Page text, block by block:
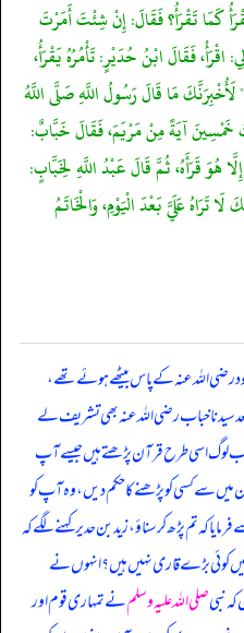
كَمَا تَقْرَأُ؟ فَقَالَ: إِنْ شِئْتَ أَمَرْتَ
فَقَالَ ابْنُ حُدَيْرٍ: تَأْمُرُهُ يَقْرَأُ،
مَا قَالَ رَسُولُ اللَّهِ صَلَّى اللَّهُ
خَمْسِينَ آيَةً مِنْ مَرْيَمَ، فَقَالَ خَبَّابٌ:
هُوَ قَرَأَهُ، ثُمَّ قَالَ عَبْدُ اللَّهِ لِخَبَّابٍ:
تَرَاهُ عَلَيَّ بَعْدَ الْيَوْمِ، وَالْخَاتَمُ
رضی اللہ عنہ کے پاس بیٹھے ہوئے تھے،
سیدنا خباب رضی اللہ عنہ بھی تشریف لے
لوگ اسی طرح قرآن پڑھتے ہیں جیسے آپ
میں سے کسی کو پڑھنے کا حکم دیں، وہ آپ کو
کہ تم پڑھ کر سناؤ، زید بن حدیر کہنے لگے کہ
کوئی بڑے قاری نہیں ہیں؟ انہوں نے
کہ نبیصلی اللہ علیہ وسلمنے تمہاری قوم اور